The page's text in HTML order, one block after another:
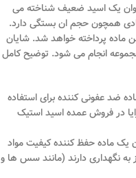
یک اسید ضعیف شناخته می
همچون حجم ان بستگی دارد.
ماده پرداخته خواهد شد. شایان
انجام می شود. توضیح کامل
ضد عفونی کننده برای استفاده
در فروش عمده اسید استیک
یک ماده حفظ کننده کیفیت مواد
به نگهداری دارند (مانند سس ها و